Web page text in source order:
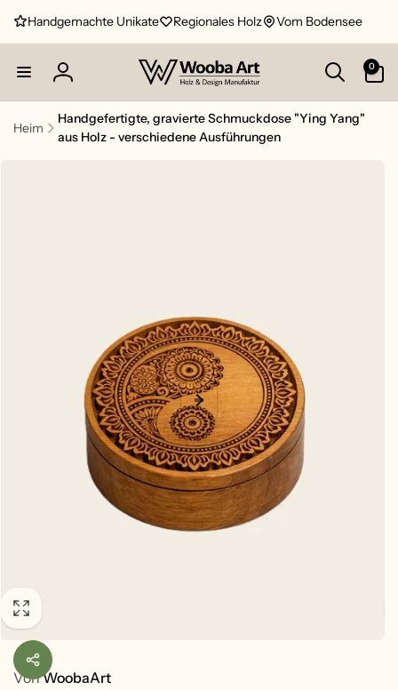
zumHandgemachte Unikate Regionales Holz Vom Bodensee
Einloggen
0
Artikel
Heim
Handgefertigte, gravierte Schmuckdose "Ying Yang"
aus Holz - verschiedene Ausführungen
VonWoobaArt